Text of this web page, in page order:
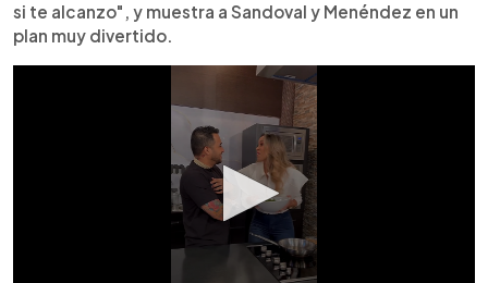
si te alcanzo", y muestra a Sandoval y Menéndez en un
plan muy divertido.